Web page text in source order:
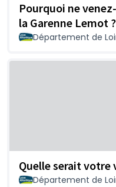
Pourquoi ne
la Garenne Lemot ?
Département de
Quelle serait votre
Département de